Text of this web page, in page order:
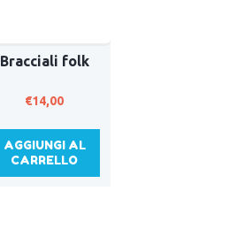
Bracciali folk
€14,00
AGGIUNGI AL
CARRELLO